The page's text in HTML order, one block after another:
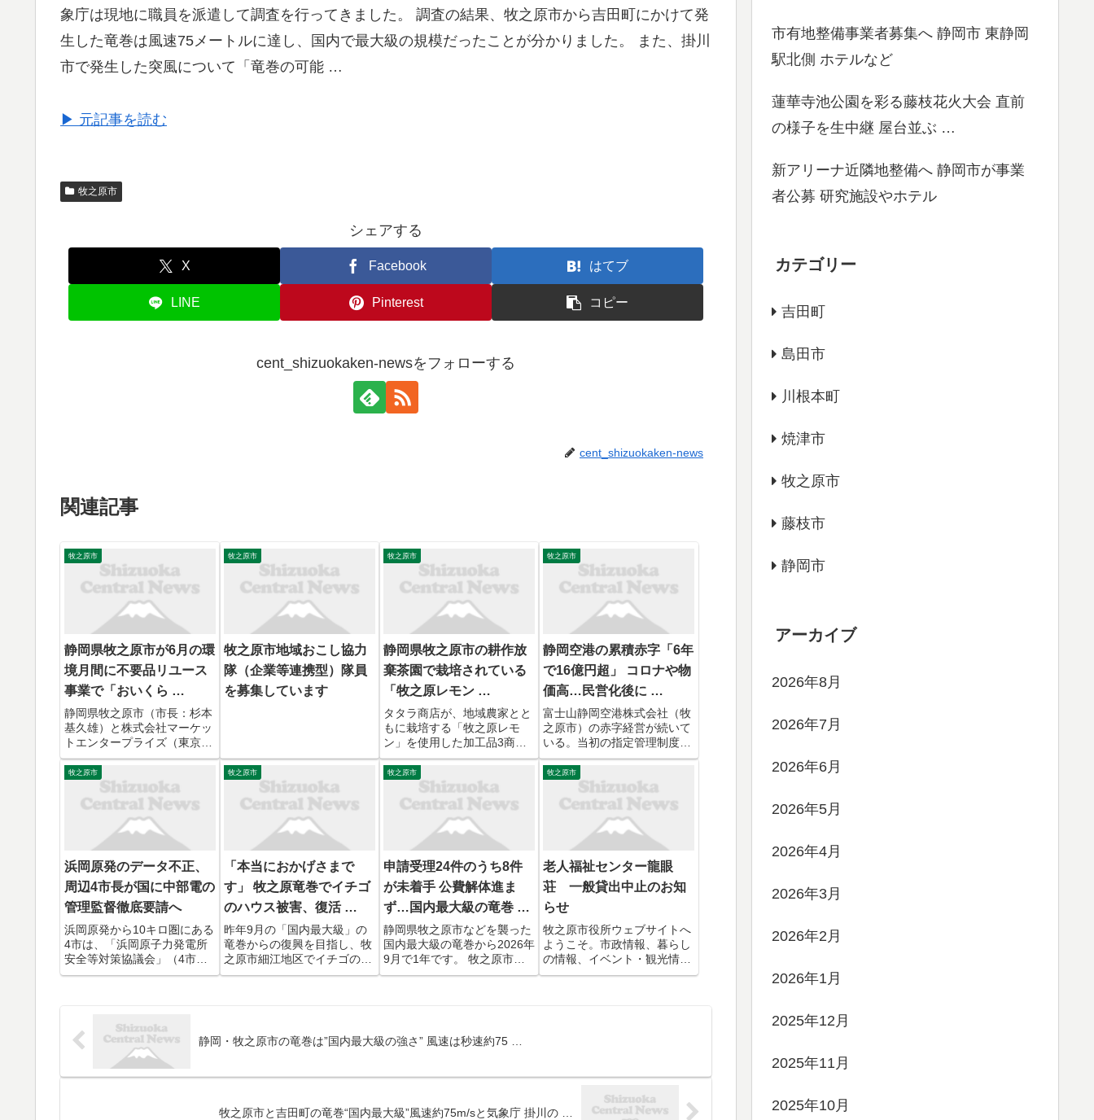
象庁は現地に職員を派遣して調査を行ってきました。 調査の結果、牧之原市から吉田町にかけて発
生した竜巻は風速75メートルに達し、国内で最大級の規模だったことが分かりました。 また、掛川
市で発生した突風について「竜巻の可能 …
▶ 元記事を読む
牧之原市
シェアする
X Facebook はてブ
LINE Pinterest コピー
cent_shizuokaken-newsをフォローする
cent_shizuokaken-news
関連記事
牧之原市
静岡県牧之原市が6月の環
境月間に不要品リユース
事業で「おいくら …
静岡県牧之原市（市長：杉本
基久雄）と株式会社マーケッ
トエンタープライズ（東京都
中央区、代表取締役社長：小
林 泰士、東証プライム・証券
コード3135、以下「マーケッ
トエンタープライズ」）は、
2025年6月25日（水）に、地
域社会における課題...
牧之原市
牧之原市地域おこし協力
隊（企業等連携型）隊員
を募集しています
牧之原市
静岡県牧之原市の耕作放
棄茶園で栽培されている
「牧之原レモン …
タタラ商店が、地域農家とと
もに栽培する「牧之原レモ
ン」を使用した加工品3商品
「牧之原レモネードのもと」
「牧之原レモンゼリー」「牧
之原レモンひんやりゼリー」
の販売を開始した。 約10年
前に始まった牧之原レモンの
取り組み 牧之原レモンは、日
本有...
牧之原市
静岡空港の累積赤字「6年
で16億円超」 コロナや物
価高…民営化後に …
富士山静岡空港株式会社（牧
之原市）の赤字経営が続いて
いる。当初の指定管理制度で
の運営から、２０１９年度に
民営化してすぐに新型コロナ
ウイルス禍が直撃。物価高や
国際情勢の変化も重なり業績
は回復せず、累積 ...
47NEWSに掲載の記事・写真
牧之原市
浜岡原発のデータ不正、
周辺4市長が国に中部電の
管理監督徹底要請へ
浜岡原発から10キロ圏にある
4市は、「浜岡原子力発電所
安全等対策協議会」（4市対
協）を構成。もともと事故が
省 や 国土交通省 を含めて予
定していたが、今回の不祥...
牧之原市
「本当におかげさまで
す」 牧之原竜巻でイチゴ
のハウス被害、復活 …
昨年9月の「国内最大級」の
竜巻からの復興を目指し、牧
之原市細江地区でイチゴのハ
ウス栽培を手がける杉山泰行
から半年。杉山さんは「皆...
牧之原市
申請受理24件のうち8件
が未着手 公費解体進ま
ず…国内最大級の竜巻 …
静岡県牧之原市などを襲った
国内最大級の竜巻から2026年
9月で1年です。 牧之原市は
被災した家屋などの公費解体
わって、自治体が業者へ解...
牧之原市
老人福祉センター龍眼
荘 一般貸出中止のお知
らせ
牧之原市役所ウェブサイトへ
ようこそ。市政情報、暮らし
の情報、イベント・観光情
報、施策紹介、市議会情報な
静岡・牧之原市の竜巻は”国内最大級の強さ” 風速は秒速約75 …
牧之原市と吉田町の竜巻“国内最大級”風速約75m/sと気象庁 掛川の …
市有地整備事業者募集へ 静岡市 東静岡
駅北側 ホテルなど
蓮華寺池公園を彩る藤枝花火大会 直前
の様子を生中継 屋台並ぶ …
新アリーナ近隣地整備へ 静岡市が事業
者公募 研究施設やホテル
カテゴリー
吉田町
島田市
川根本町
焼津市
牧之原市
藤枝市
静岡市
アーカイブ
2026年8月
2026年7月
2026年6月
2026年5月
2026年4月
2026年3月
2026年2月
2026年1月
2025年12月
2025年11月
2025年10月